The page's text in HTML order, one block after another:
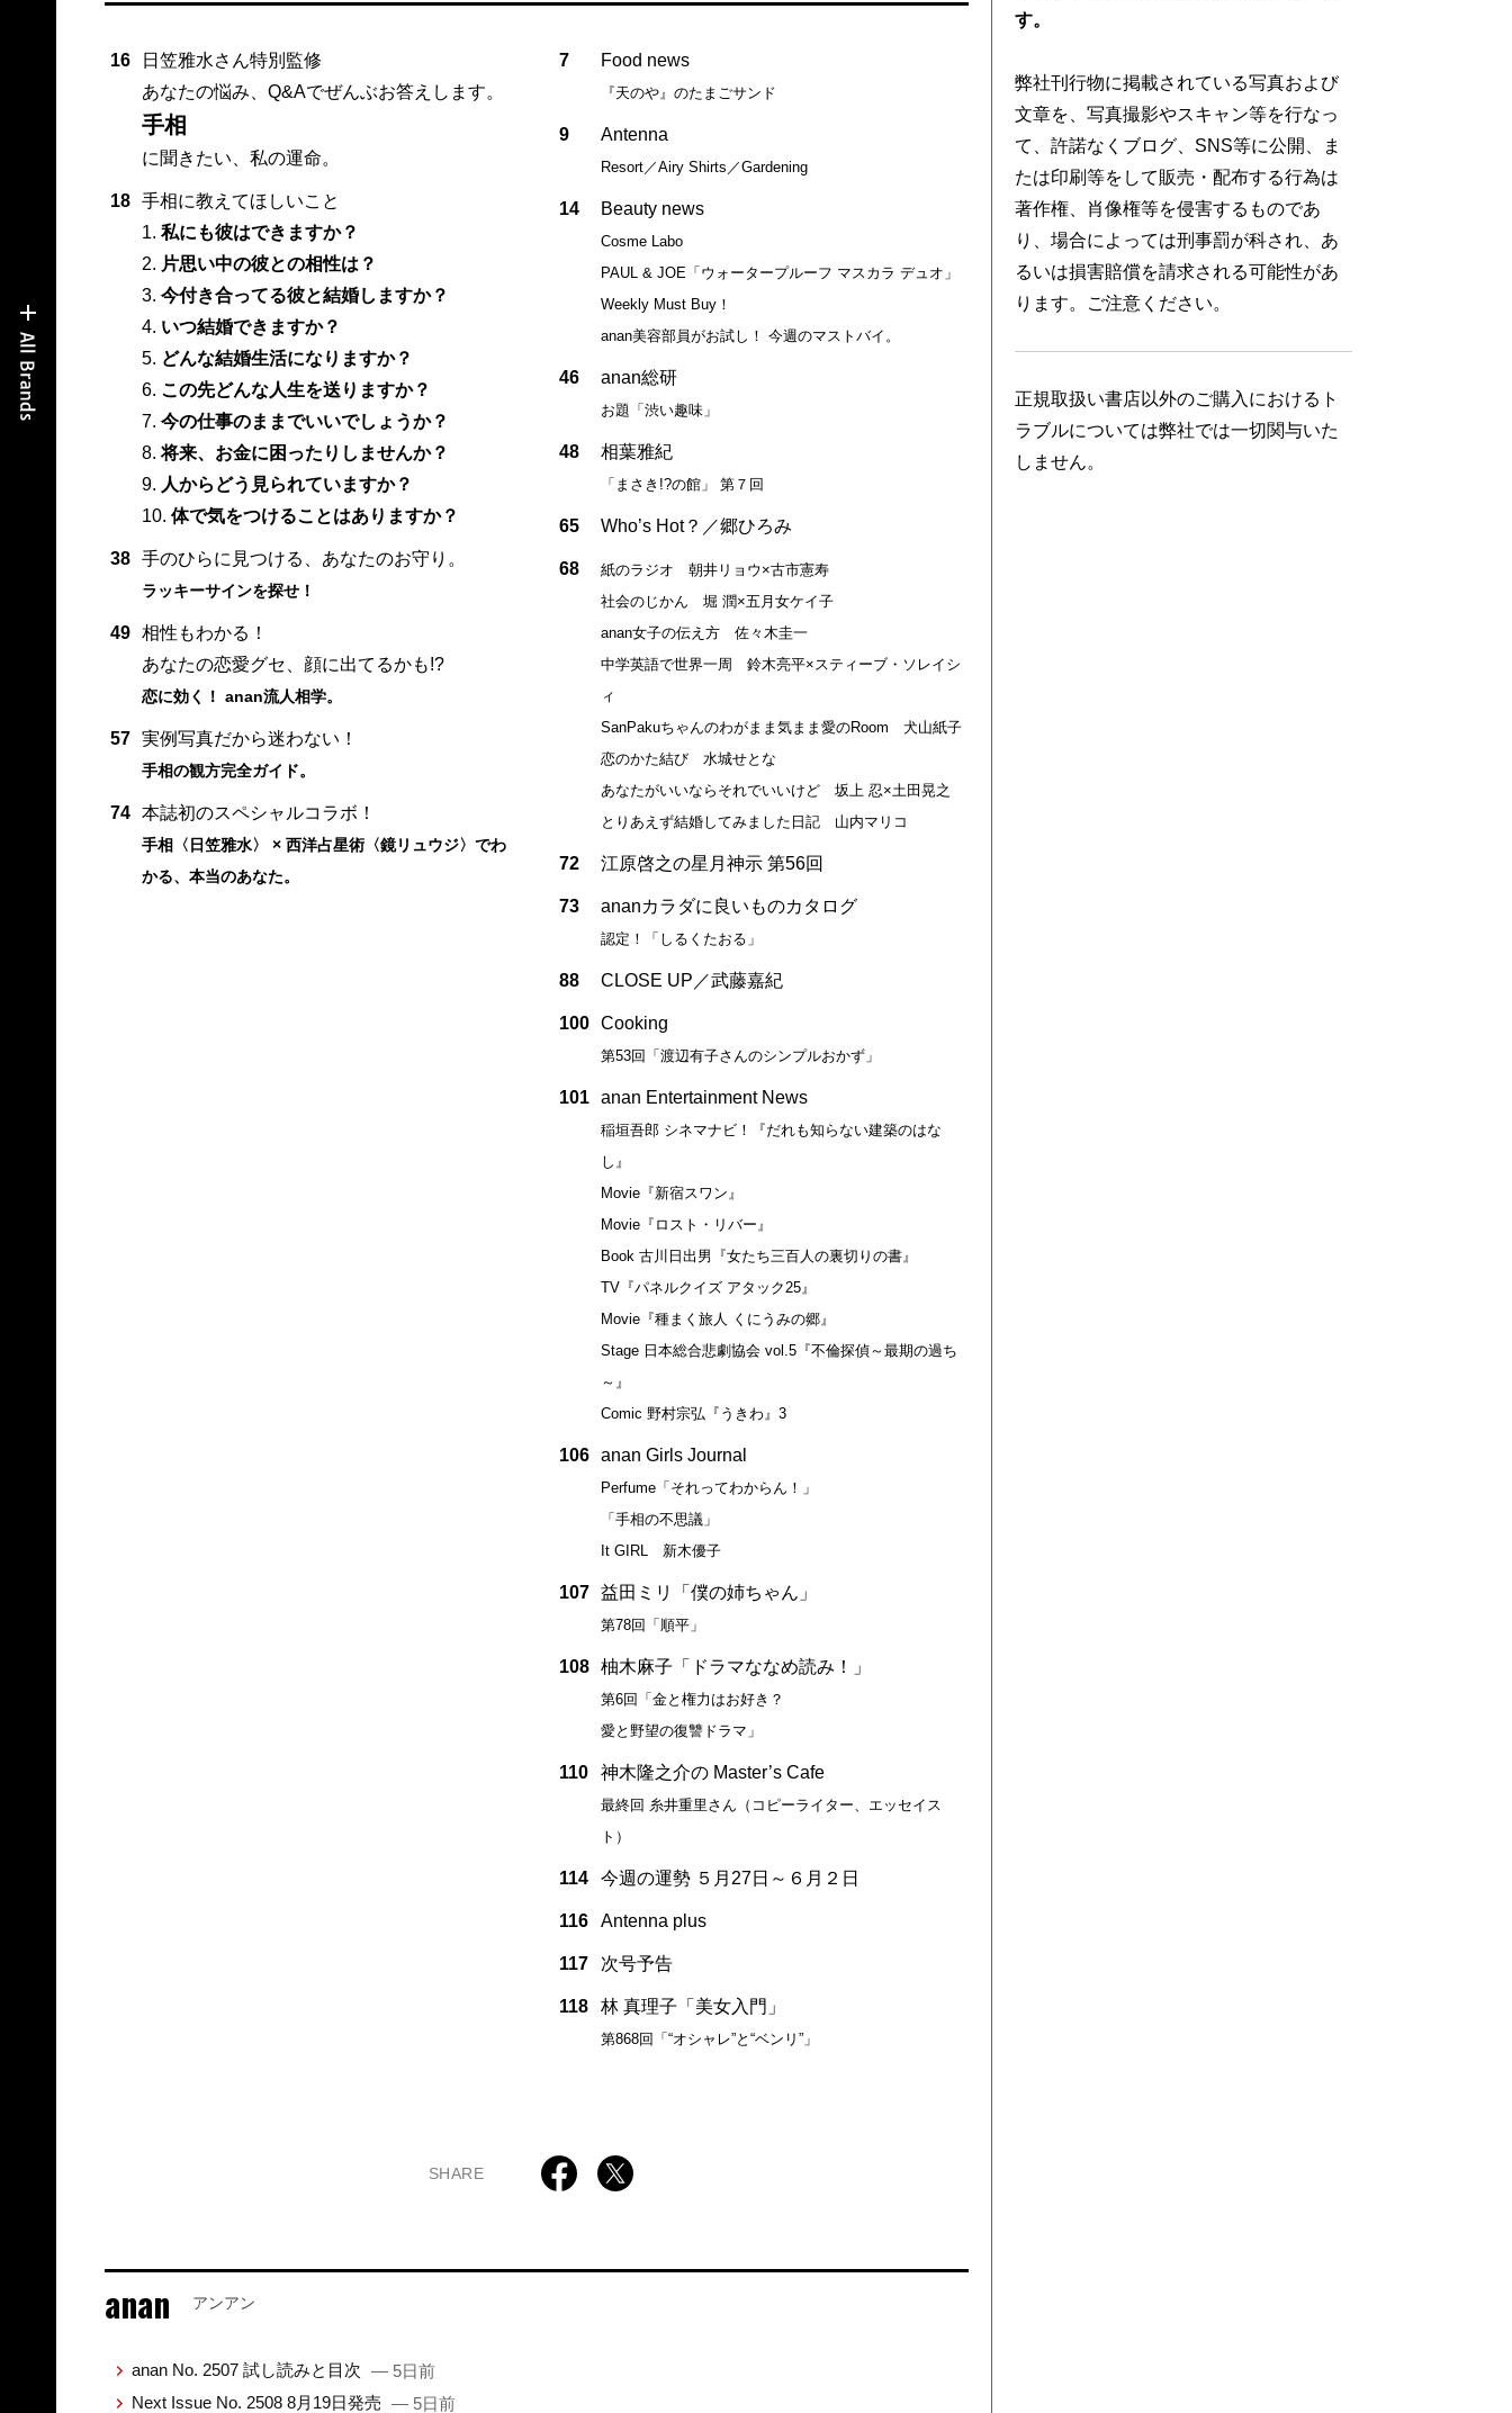
16
日笠雅水さん特別監修
あなたの悩み、Q&Aでぜんぶお答えします。
手相
に聞きたい、私の運命。
18
手相に教えてほしいこと
1. 私にも彼はできますか？
2. 片思い中の彼との相性は？
3. 今付き合ってる彼と結婚しますか？
4. いつ結婚できますか？
5. どんな結婚生活になりますか？
6. この先どんな人生を送りますか？
7. 今の仕事のままでいいでしょうか？
8.将来、お金に困ったりしませんか？
9. 人からどう見られていますか？
10. 体で気をつけることはありますか？
38 手のひらに見つける、あなたのお守り。
ラッキーサインを探せ！
49
相性もわかる！
あなたの恋愛グセ、顔に出てるかも!?
恋に効く！ anan流人相学。
57 実例写真だから迷わない！
手相の観方完全ガイド。
74 本誌初のスペシャルコラボ！
手相〈日笠雅水〉 × 西洋占星術〈鏡リュウジ〉でわ
かる、本当のあなた。
7 Food news
『天のや』のたまごサンド
9 Antenna
Resort／Airy Shirts／Gardening
14 Beauty news
Cosme Labo
PAUL & JOE「ウォータープルーフ マスカラ デュオ」
Weekly Must Buy！
anan美容部員がお試し！ 今週のマストバイ。
46 anan総研
お題「渋い趣味」
48 相葉雅紀
「まさき!?の館」 第７回
65 Who’s Hot？／郷ひろみ
68
紙のラジオ 朝井リョウ×古市憲寿
社会のじかん 堀 潤×五月女ケイ子
anan女子の伝え方 佐々木圭一
中学英語で世界一周 鈴木亮平×スティーブ・ソレイシ
ィ
SanPakuちゃんのわがまま気まま愛のRoom 犬山紙子
恋のかた結び 水城せとな
あなたがいいならそれでいいけど 坂上 忍×土田晃之
とりあえず結婚してみました日記 山内マリコ
72 江原啓之の星月神示 第56回
73 ananカラダに良いものカタログ
認定！「しるくたおる」
88 CLOSE UP／武藤嘉紀
100 Cooking
第53回「渡辺有子さんのシンプルおかず」
101 anan Entertainment News
稲垣吾郎 シネマナビ！『だれも知らない建築のはな
し』
Movie『新宿スワン』
Movie『ロスト・リバー』
Book 古川日出男『女たち三百人の裏切りの書』
TV『パネルクイズ アタック25』
Movie『種まく旅人 くにうみの郷』
Stage 日本総合悲劇協会 vol.5『不倫探偵～最期の過ち
～』
Comic 野村宗弘『うきわ』3
106 anan Girls Journal
Perfume「それってわからん！」
「手相の不思議」
It GIRL 新木優子
107 益田ミリ「僕の姉ちゃん」
第78回「順平」
108 柚木麻子「ドラマななめ読み！」
第6回「金と権力はお好き？
愛と野望の復讐ドラマ」
110 神木隆之介の Master’s Cafe
最終回 糸井重里さん（コピーライター、エッセイス
ト）
114 今週の運勢 ５月27日～６月２日
116 Antenna plus
117 次号予告
118 林 真理子「美女入門」
第868回「“オシャレ”と“ベンリ”」
SHARE
anan アンアン
anan No. 2507 試し読みと目次 — 5日前
Next Issue No. 2508 8月19日発売 — 5日前
す。
弊社刊行物に掲載されている写真および
文章を、写真撮影やスキャン等を行なっ
て、許諾なくブログ、SNS等に公開、ま
たは印刷等をして販売・配布する行為は
著作権、肖像権等を侵害するものであ
り、場合によっては刑事罰が科され、あ
るいは損害賠償を請求される可能性があ
ります。ご注意ください。
正規取扱い書店以外のご購入におけるト
ラブルについては弊社では一切関与いた
しません。